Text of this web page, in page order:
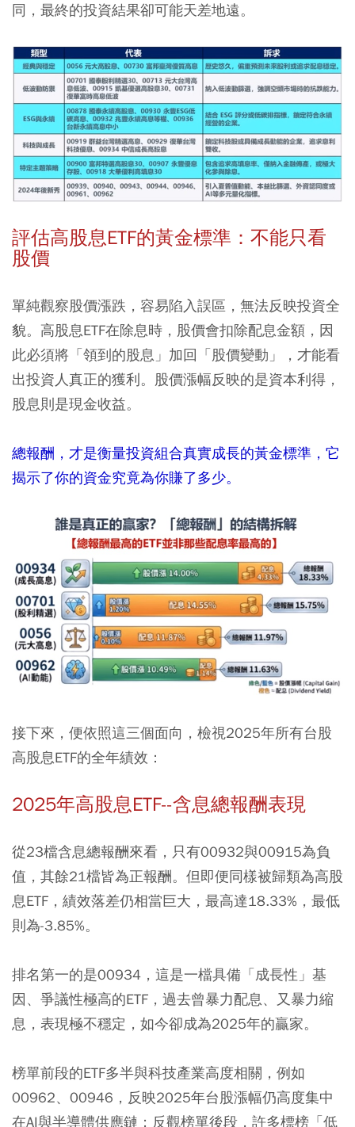
同，最終的投資結果卻可能天差地遠。
評估高股息ETF的黃金標準：不能只看
股價
單純觀察股價漲跌，容易陷入誤區，無法反映投資全
貌。高股息ETF在除息時，股價會扣除配息金額，因
此必須將「領到的股息」加回「股價變動」，才能看
出投資人真正的獲利。股價漲幅反映的是資本利得，
股息則是現金收益。
總報酬，才是衡量投資組合真實成長的黃金標準，它
揭示了你的資金究竟為你賺了多少。
接下來，便依照這三個面向，檢視2025年所有台股
高股息ETF的全年績效：
2025年高股息ETF--含息總報酬表現
從23檔含息總報酬來看，只有00932與00915為負
值，其餘21檔皆為正報酬。但即便同樣被歸類為高股
息ETF，績效落差仍相當巨大，最高達18.33%，最低
則為-3.85%。
排名第一的是00934，這是一檔具備「成長性」基
因、爭議性極高的ETF，過去曾暴力配息、又暴力縮
息，表現極不穩定，如今卻成為2025年的贏家。
榜單前段的ETF多半與科技產業高度相關，例如
00962、00946，反映2025年台股漲幅仍高度集中
在AI與半導體供應鏈；反觀榜單後段，許多標榜「低